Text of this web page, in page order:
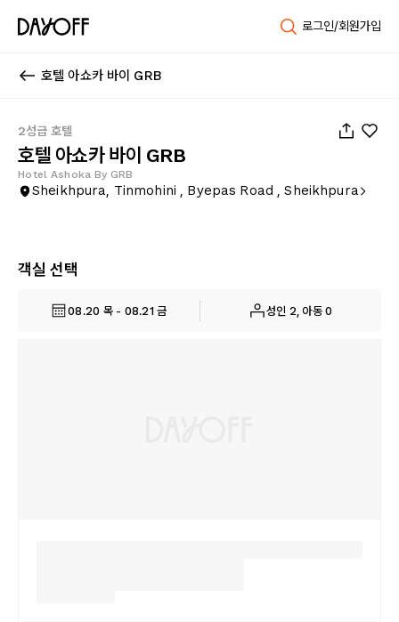
로그인/회원가입
호텔 아쇼카 바이 GRB
2성급 호텔
호텔 아쇼카 바이 GRB
Hotel Ashoka By GRB
Sheikhpura, Tinmohini , Byepas Road , Sheikhpura
객실 선택
08.20 목 - 08.21 금 성인 2, 아동 0